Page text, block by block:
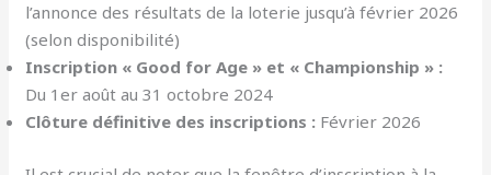
l’annonce des résultats de la loterie jusqu’à février 2026
(selon disponibilité)
Inscription « Good for Age » et « Championship » :
Du 1er août au 31 octobre 2024
Clôture définitive des inscriptions : Février 2026